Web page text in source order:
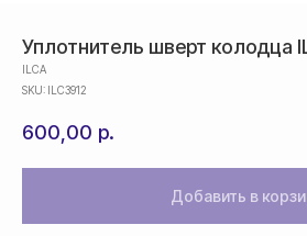
Уплотнитель шверт колодца
ILCA
SKU: ILC3912
600,00 р.
Добавить в